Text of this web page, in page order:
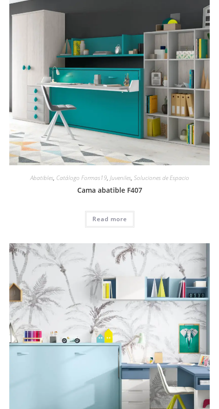
Abatibles, Catálogo Formas19, Juveniles, Soluciones de Espacio
Cama abatible F407
Read more